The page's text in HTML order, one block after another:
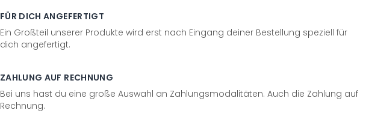
FÜR DICH ANGEFERTIGT
Ein Großteil unserer Produkte wird erst nach Eingang deiner Bestellung speziell für
dich angefertigt.
ZAHLUNG AUF RECHNUNG
Bei uns hast du eine große Auswahl an Zahlungsmodalitäten. Auch die Zahlung auf
Rechnung.